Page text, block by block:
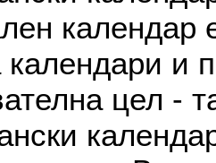
календар
календари и
цел -